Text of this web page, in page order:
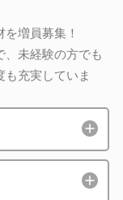
増員募集！
、未経験の方でも
も充実していま